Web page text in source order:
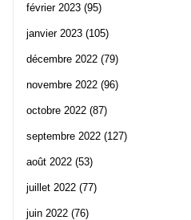
février 2023 (95)
janvier 2023 (105)
décembre 2022 (79)
novembre 2022 (96)
octobre 2022 (87)
septembre 2022 (127)
août 2022 (53)
juillet 2022 (77)
juin 2022 (76)